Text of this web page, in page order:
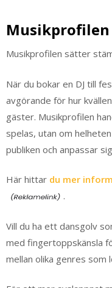
Musikprofilen sätter
När du bokar en DJ till
avgörande för hur
gäster. Musikprofilen
spelas, utan om
publiken och anpassar
Här hittar du mer
.
Vill du ha ett dansgolv
med fingertoppskänsla
mellan olika genres som